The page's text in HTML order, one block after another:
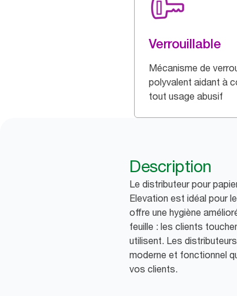
Verrouillable
Mécanisme de
polyvalent aidant à
tout usage abusif
Description
Le distributeur pour
Elevation est idéal pour
offre une hygiène
feuille : les clients
utilisent. Les
moderne et fonctionnel
vos clients.